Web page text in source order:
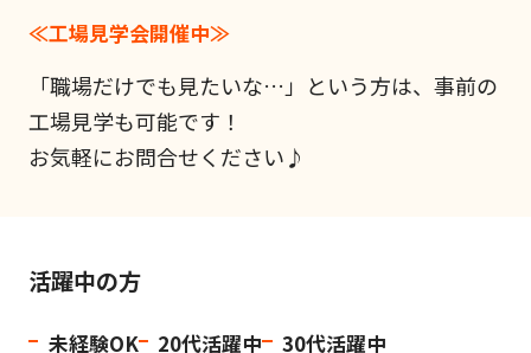
≪工場見学会開催中≫
「職場だけでも見たいな…」という方は、事前の
工場見学も可能です！
お気軽にお問合せください♪
活躍中の方
未経験OK 20代活躍中
30代活躍中